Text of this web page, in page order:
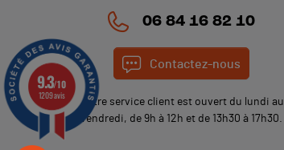
06 84 16 82 10
Contactez-nous
Notre service client est ouvert du lundi au
vendredi, de 9h à 12h et de 13h30 à 17h30.
9.3/10
1209 avis